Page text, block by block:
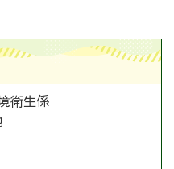
衛生係